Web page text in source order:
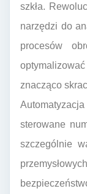
szkła.
narzędzi do
procesów
znacząco
sterowane
szczególnie